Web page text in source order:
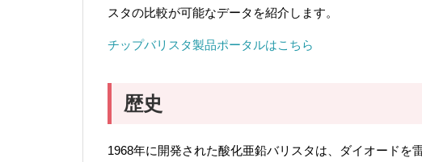
スタの比較が可能なデータを紹介します。
チップバリスタ製品ポータルはこちら
歴史
1968年に開発された酸化亜鉛バリスタは、ダイオードを